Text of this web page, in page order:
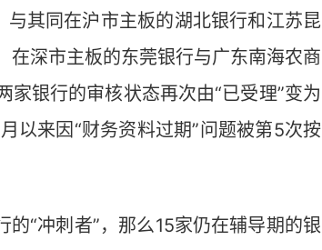
其同在沪市主板的湖北银行和江苏昆
在深市主板的东莞银行与广东南海农商
银行的审核状态再次由“已受理”变为
以来因“财务资料过期”问题被第5次按
“冲刺者”，那么15家仍在辅导期的银